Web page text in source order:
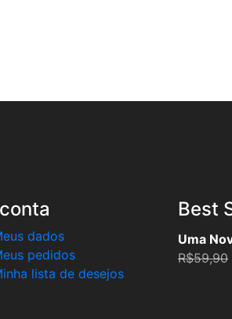
dados
pedidos
lista de desejos
Best
Uma
R$59,90